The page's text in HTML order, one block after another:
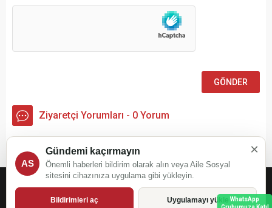
WhatsApp
Ziyaretçi Yorumları - 0 Yorum
Henüz yorum yapılmamış.
ailesosyal.com
×
AS
Gündemi kaçırmayın
Önemli haberleri bildirim olarak alın veya Aile Sosyal
sitesini cihazınıza uygulama gibi yükleyin.
Bildirimleri aç Uygulamayı yükle